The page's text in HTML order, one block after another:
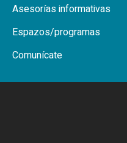
Asesorías informativas
Espazos/programas
Comunícate